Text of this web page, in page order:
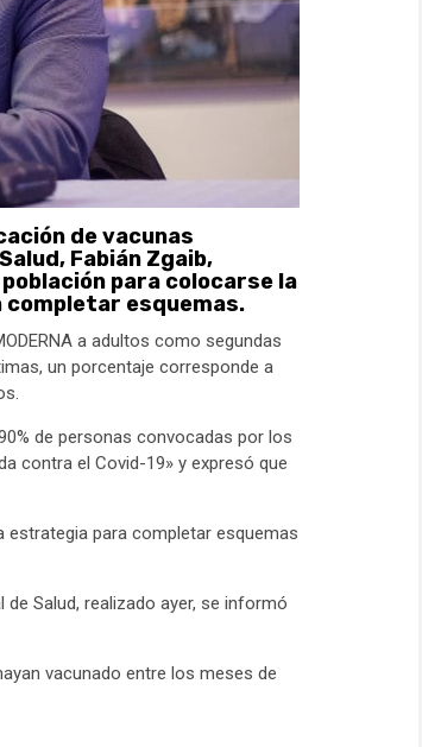
de vacunas
Fabián Zgaib,
para colocarse la
completar esquemas.
a adultos como segundas
un porcentaje corresponde a
de personas convocadas por los
contra el Covid-19» y expresó que
estrategia para completar esquemas
Salud, realizado ayer, se informó
vacunado entre los meses de